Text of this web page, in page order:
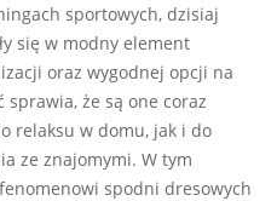
sportowych, dzisiaj
się w modny element
oraz wygodnej opcji na
że są one coraz
relaksu w domu, jak i do
ze znajomymi. W tym
spodni dresowych